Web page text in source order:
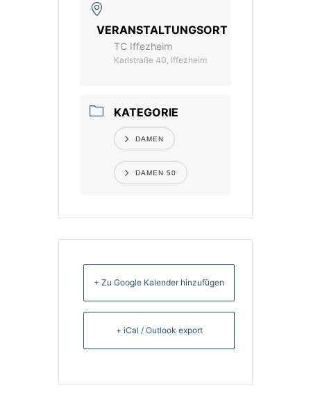
VERANSTALTUNGSORT
TC Iffezheim
Karlstraße 40, Iffezheim
KATEGORIE
DAMEN
DAMEN 50
+ Zu Google Kalender hinzufügen
+ iCal / Outlook export